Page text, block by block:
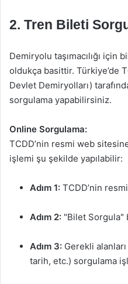
2. Tren Bileti
Demiryolu taşımacılığı için
oldukça basittir. Türkiye’de
Devlet Demiryolları)
sorgulama yapabilirsiniz.
Online Sorgulama:
TCDD’nin resmi web
işlemi şu şekilde yapılabilir:
Adım 1: TCDD’nin
Adım 2: "Bilet Sorgula"
Adım 3: Gerekli
tarih, etc.) sorgulama